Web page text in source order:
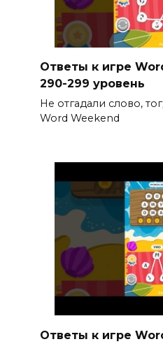
Ответы к игре
290-299 уровень
Не отгадали слово,
Word Weekend
Ответы к игре